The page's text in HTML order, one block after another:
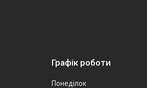
Графік роботи
Понеділок